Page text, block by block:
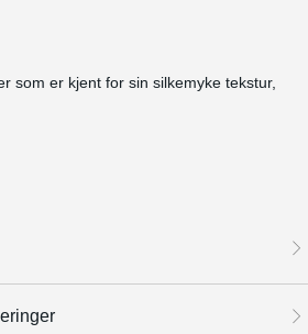
som er kjent for sin silkemyke tekstur,